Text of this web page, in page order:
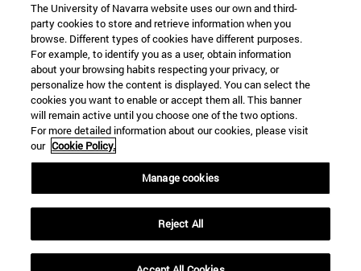
The University of Navarra website uses our own and third-
party cookies to store and retrieve information when you
browse. Different types of cookies have different purposes.
For example, to identify you as a user, obtain information
about your browsing habits respecting your privacy, or
personalize how the content is displayed. You can select the
cookies you want to enable or accept them all. This banner
will remain active until you choose one of the two options.
For more detailed information about our cookies, please visit
our Cookie Policy.
Manage cookies
Reject All